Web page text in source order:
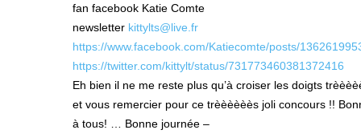
fan facebook Katie Comte
newsletter kittylts@live.fr
https://www.facebook.com/Katiecomte/posts/
https://twitter.com/kittylt/status/731773460381372416
Eh bien il ne me reste plus qu’à croiser les doigts
et vous remercier pour ce trèèèèèès joli concours !!
à tous! … Bonne journée –